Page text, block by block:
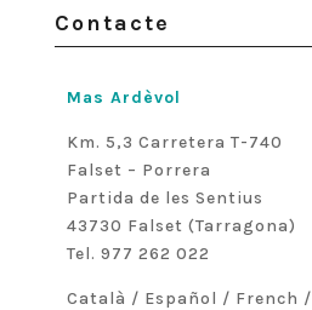
Contacte
Mas Ardèvol
Km. 5,3 Carretera T-740
Falset – Porrera
Partida de les Sentius
43730 Falset (Tarragona)
Tel. 977 262 022
Català / Español / French /